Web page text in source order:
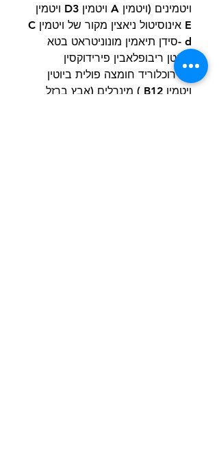
ויטמינים (ויטמין A ויטמין D3 ויטמין
E אינוסיטול ניאצין מקור של ויטמין C
d -סידן תיאמין מונוניטראט בטא
קרוטן ריבופלאבין פירידוקסין
הידרוכלוריד חומצה פולית ביוטין
ויטמין B12 ) מינרלים (אבץ ברזל